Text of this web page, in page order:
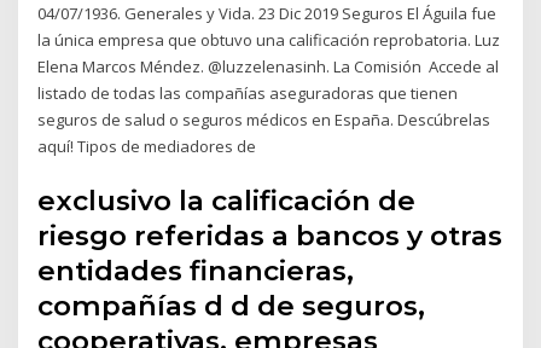
04/07/1936. Generales y Vida. 23 Dic 2019 Seguros El Águila fue
la única empresa que obtuvo una calificación reprobatoria. Luz
Elena Marcos Méndez. @luzzelenasinh. La Comisión Accede al
listado de todas las compañías aseguradoras que tienen
seguros de salud o seguros médicos en España. Descúbrelas
aquí! Tipos de mediadores de
exclusivo la calificación de
riesgo referidas a bancos y otras
entidades financieras,
compañías d d de seguros,
cooperativas, empresas